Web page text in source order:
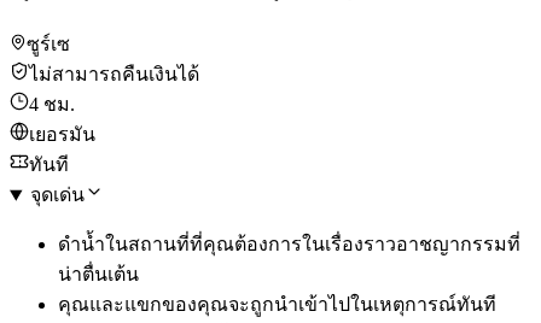
ซูร์เซ
ไม่สามารถคืนเงินได้
4 ชม.
เยอรมัน
ทันที
จุดเด่น
ดำน้ำในสถานที่ที่คุณต้องการในเรื่องราวอาชญากรรมที่
น่าตื่นเต้น
คุณและแขกของคุณจะถูกนำเข้าไปในเหตุการณ์ทันที